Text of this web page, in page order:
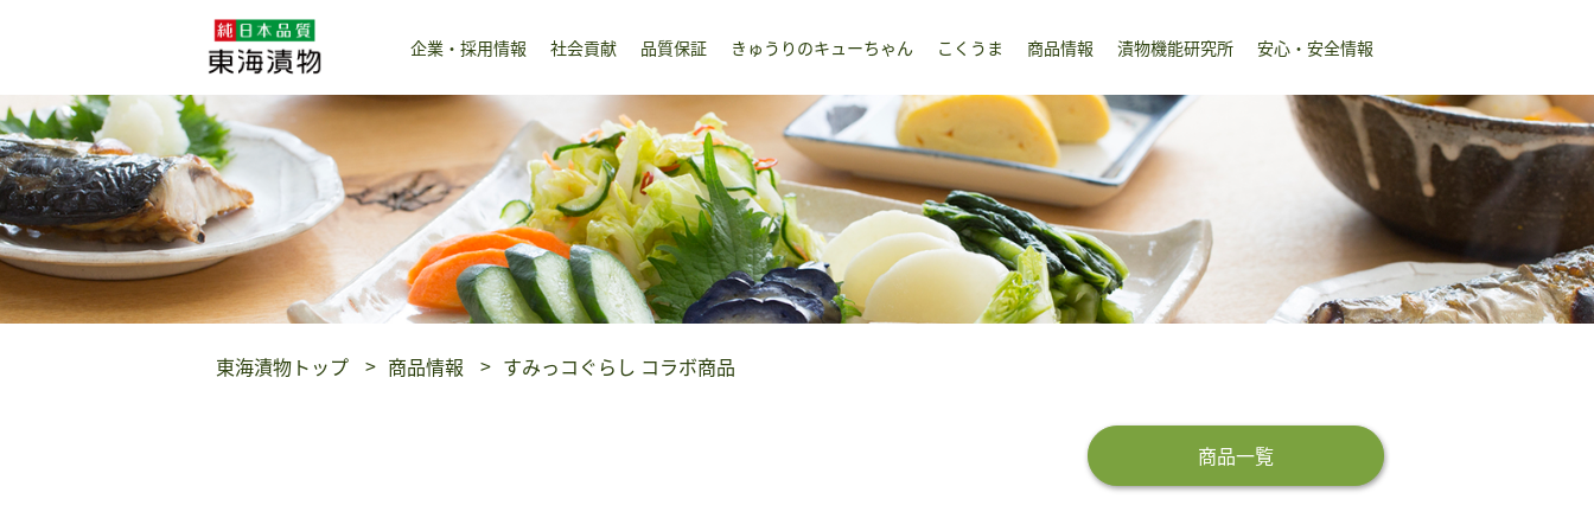
企業・採用情報 社会貢献 品質保証 きゅうりのキューちゃん こくうま 商品情報 漬物機能研究所 安心・安全情報
東海漬物トップ 商品情報 すみっコぐらし コラボ商品
商品一覧